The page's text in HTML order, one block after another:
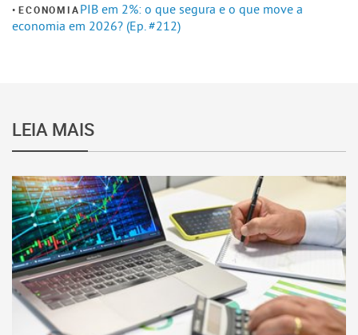
ECONOMIAPIB em 2%: o que segura e o que move a
economia em 2026? (Ep. #212)
LEIA MAIS